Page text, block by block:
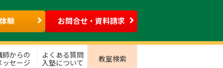
験 お問合せ・資料請求
師からの
ッセージ
よくある質問
入塾について
教室検索